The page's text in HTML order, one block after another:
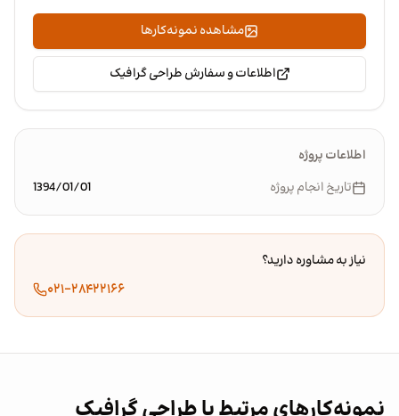
مشاهده نمونه‌کارها
اطلاعات و سفارش طراحی گرافیک
اطلاعات پروژه
تاریخ انجام پروژه
1394/01/01
نیاز به مشاوره دارید؟
۰۲۱-۲۸۴۲۲۱۶۶